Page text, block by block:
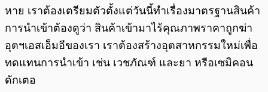
หาย เราต้องเตรียมตัวตั้งแต่วันนี้ทำเรื่องมาตรฐานสินค้า
การนำเข้าต้องดูว่า สินค้าเข้ามาไร้คุณภาพราคาถูกฆ่า
อุตฯเอสเอ็มอีของเรา เราต้องสร้างอุตสาหกรรมใหม่เพื่อ
ทดแทนการนำเข้า เช่น เวชภัณฑ์ และยา หรือเซมิคอน
ดักเตอ